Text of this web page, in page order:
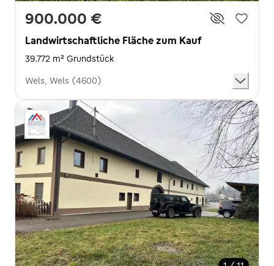
900.000 €
Landwirtschaftliche Fläche zum Kauf
39.772 m² Grundstück
Wels, Wels (4600)